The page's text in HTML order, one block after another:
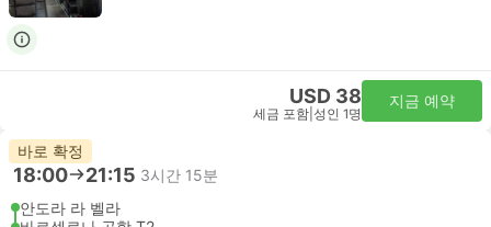
USD 38
세금 포함 성인 1명
지금 예약
바로 확정
18:00 21:15 3시간 15분
안도라 라 벨라